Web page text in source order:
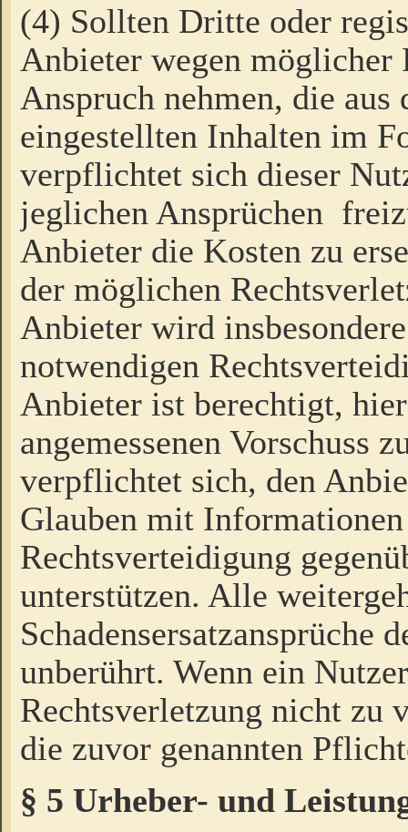
(4) Sollten Dritte oder
Anbieter wegen möglicher
Anspruch nehmen, die
eingestellten Inhalten im
verpflichtet sich dieser
jeglichen Ansprüchen
Anbieter die Kosten zu
der möglichen
Anbieter wird
notwendigen
Anbieter ist berechtigt,
angemessenen Vorschuss
verpflichtet sich, den
Glauben mit
Rechtsverteidigung
unterstützen. Alle
Schadensersatzansprüche
unberührt. Wenn ein
Rechtsverletzung nicht zu
die zuvor genannten
§ 5 Urheber- und